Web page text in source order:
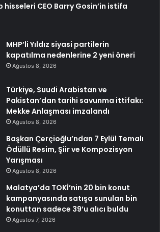
hisseleri CEO Barry Gosin’in istifa
MHP’li Yıldız siyasi partilerin
kapatılma nedenlerine 2 yeni öneri
Ağustos 8, 2026
Türkiye, Suudi Arabistan ve
Pakistan’dan tarihi savunma ittifakı:
Mekke Anlaşması imzalandı
Ağustos 8, 2026
Başkan Çerçioğlu’ndan 7 Eylül Temalı
Ödüllü Resim, Şiir ve Kompozisyon
Yarışması
Ağustos 8, 2026
Malatya’da TOKİ’nin 20 bin konut
kampanyasında satışa sunulan bin
konuttan sadece 39’u alıcı buldu
Ağustos 7, 2026